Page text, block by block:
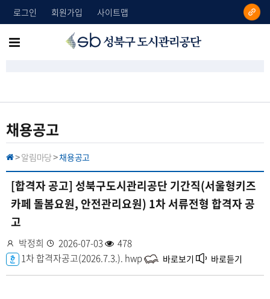
로그인 회원가입 사이트맵
리
공
단
메
보
기
채용공고
H
M
> 알림마당>채용공고
[합격자 공고] 성북구도시관리공단 기간직(서울형키즈
카페 돌봄요원, 안전관리요원) 1차 서류전형 합격자 공
고
작
성
자
박정희 등
록
일
2026-07-03조
회
수
478
첨
부
1차 합격자공고(2026.7.3.). hwp 바로보기 바로듣기